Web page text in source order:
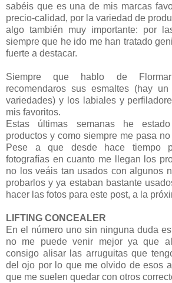
sabéis que es una de mis marcas
precio-calidad, por la variedad de
algo también muy importante: por
siempre que he ido me han tratado
fuerte a destacar.
Siempre que hablo de
recomendaros sus esmaltes (hay
variedades) y los labiales y
mis favoritos.
Estas últimas semanas he
productos y como siempre me pasa
Pese a que desde hace tiempo
fotografías en cuanto me llegan los
no los veáis tan usados con algunos
probarlos y ya estaban bastante
hacer las fotos para este post, a la
LIFTING CONCEALER
En el número uno sin ninguna duda
no me puede venir mejor ya que
consigo alisar las arruguitas que
del ojo por lo que me olvido de esos
que me suelen quedar con otros